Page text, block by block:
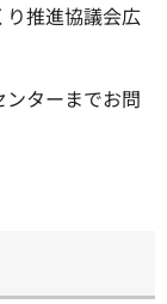
推進協議会広
ターまでお問